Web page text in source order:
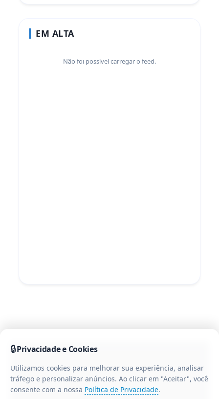
EM ALTA
Não foi possível carregar o feed.
🔒Privacidade e Cookies
Utilizamos cookies para melhorar sua experiência, analisar
tráfego e personalizar anúncios. Ao clicar em "Aceitar", você
consente com a nossa Política de Privacidade.